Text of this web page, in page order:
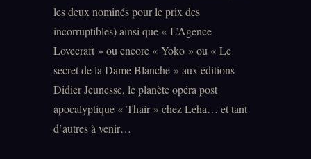
les deux nominés pour le prix des
incorruptibles) ainsi que « L’Agence
Lovecraft » ou encore « Yoko » ou « Le
secret de la Dame Blanche » aux éditions
Didier Jeunesse, le planète opéra post
apocalyptique « Thair » chez Leha… et tant
d’autres à venir…